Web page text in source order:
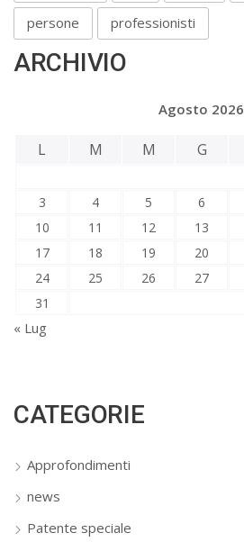
persone professionisti
ARCHIVIO
Agosto 2026
L M M G
3
4 5 6
10
11 12 13
17
18 19 20
24
25 26 27
31
« Lug
CATEGORIE
Approfondimenti
news
Patente speciale